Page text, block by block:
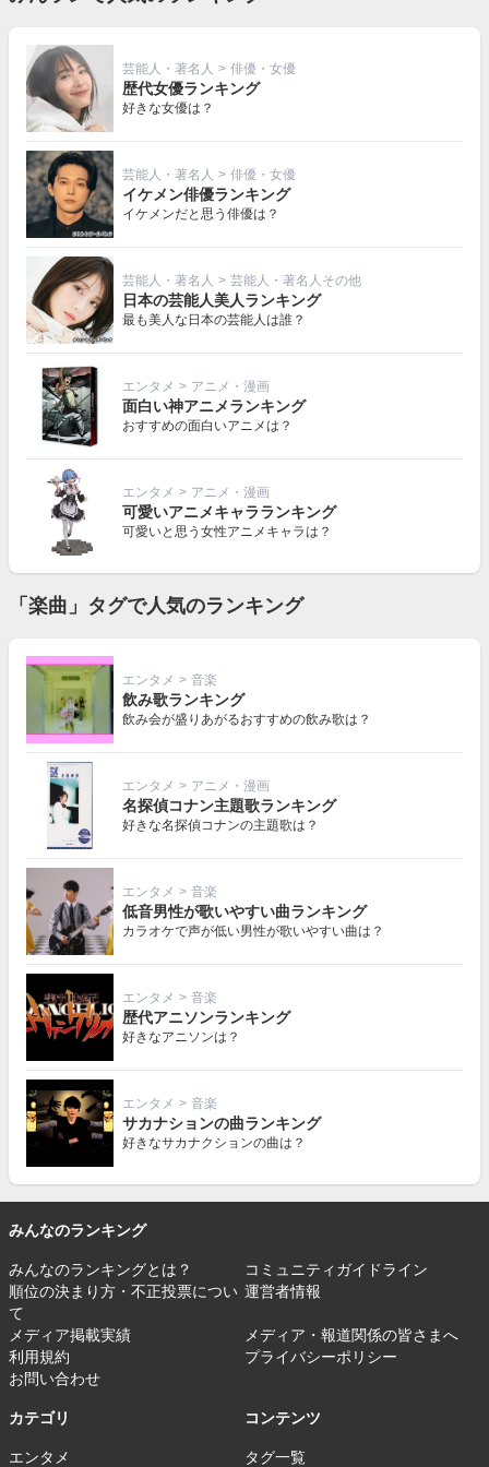
芸能人・著名人 > 俳優・女優
歴代女優ランキング
好きな女優は？
芸能人・著名人 > 俳優・女優
イケメン俳優ランキング
イケメンだと思う俳優は？
芸能人・著名人 > 芸能人・著名人その他
日本の芸能人美人ランキング
最も美人な日本の芸能人は誰？
エンタメ > アニメ・漫画
面白い神アニメランキング
おすすめの面白いアニメは？
エンタメ > アニメ・漫画
可愛いアニメキャラランキング
可愛いと思う女性アニメキャラは？
「楽曲」タグで人気のランキング
エンタメ > 音楽
飲み歌ランキング
飲み会が盛りあがるおすすめの飲み歌は？
エンタメ > アニメ・漫画
名探偵コナン主題歌ランキング
好きな名探偵コナンの主題歌は？
エンタメ > 音楽
低音男性が歌いやすい曲ランキング
カラオケで声が低い男性が歌いやすい曲は？
エンタメ > 音楽
歴代アニソンランキング
好きなアニソンは？
エンタメ > 音楽
サカナションの曲ランキング
好きなサカナクションの曲は？
みんなのランキング
みんなのランキングとは？
コミュニティガイドライン
順位の決まり方・不正投票につい
て
運営者情報
メディア掲載実績
メディア・報道関係の皆さまへ
利用規約
プライバシーポリシー
お問い合わせ
カテゴリ
エンタメ
コンテンツ
タグ一覧